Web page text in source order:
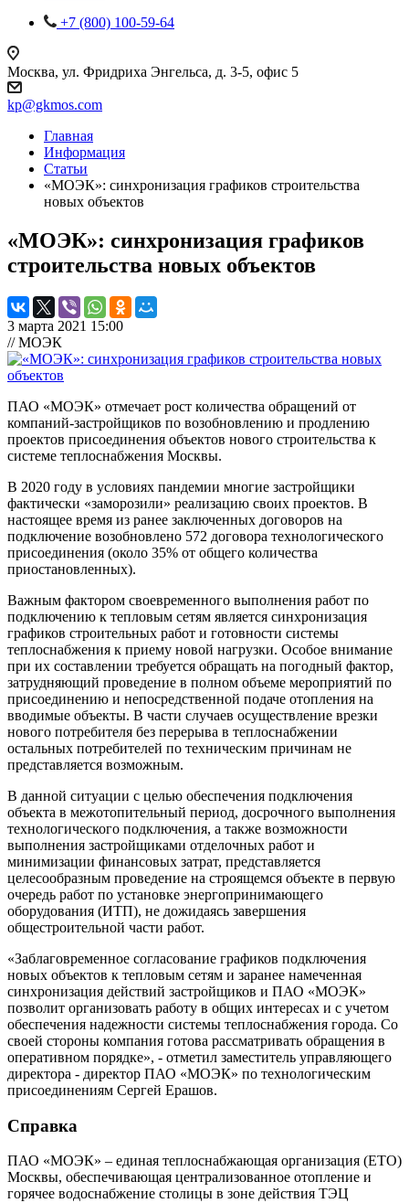
+7 (800) 100-59-64
Москва, ул. Фридриха Энгельса, д. 3-5, офис 5
kp@gkmos.com
Главная
Информация
Статьи
«МОЭК»: синхронизация графиков строительства
новых объектов
«МОЭК»: синхронизация графиков
строительства новых объектов
3 марта 2021 15:00
// МОЭК
ПАО «МОЭК» отмечает рост количества обращений от
компаний-застройщиков по возобновлению и продлению
проектов присоединения объектов нового строительства к
системе теплоснабжения Москвы.
В 2020 году в условиях пандемии многие застройщики
фактически «заморозили» реализацию своих проектов. В
настоящее время из ранее заключенных договоров на
подключение возобновлено 572 договора технологического
присоединения (около 35% от общего количества
приостановленных).
Важным фактором своевременного выполнения работ по
подключению к тепловым сетям является синхронизация
графиков строительных работ и готовности системы
теплоснабжения к приему новой нагрузки. Особое внимание
при их составлении требуется обращать на погодный фактор,
затрудняющий проведение в полном объеме мероприятий по
присоединению и непосредственной подаче отопления на
вводимые объекты. В части случаев осуществление врезки
нового потребителя без перерыва в теплоснабжении
остальных потребителей по техническим причинам не
представляется возможным.
В данной ситуации с целью обеспечения подключения
объекта в межотопительный период, досрочного выполнения
технологического подключения, а также возможности
выполнения застройщиками отделочных работ и
минимизации финансовых затрат, представляется
целесообразным проведение на строящемся объекте в первую
очередь работ по установке энергопринимающего
оборудования (ИТП), не дожидаясь завершения
общестроительной части работ.
«Заблаговременное согласование графиков подключения
новых объектов к тепловым сетям и заранее намеченная
синхронизация действий застройщиков и ПАО «МОЭК»
позволит организовать работу в общих интересах и с учетом
обеспечения надежности системы теплоснабжения города. Со
своей стороны компания готова рассматривать обращения в
оперативном порядке», - отметил заместитель управляющего
директора - директор ПАО «МОЭК» по технологическим
присоединениям Сергей Ерашов.
Справка
ПАО «МОЭК» – единая теплоснабжающая организация (ЕТО)
Москвы, обеспечивающая централизованное отопление и
горячее водоснабжение столицы в зоне действия ТЭЦ